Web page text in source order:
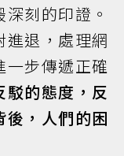
刻的印證。
進退，處理網
一步傳遞正確
駁的態度，反
後，人們的困